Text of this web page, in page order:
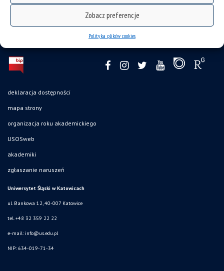
Zobacz preferencje
Polityka plików cookies
deklaracja dostępności
mapa strony
organizacja roku akademickiego
USOSweb
akademiki
zgłaszanie naruszeń
Uniwersytet Śląski w Katowicach
ul. Bankowa 12, 40-007 Katowice
tel. +48 32 359 22 22
e-mail: info@us.edu.pl
NIP: 634-019-71-34